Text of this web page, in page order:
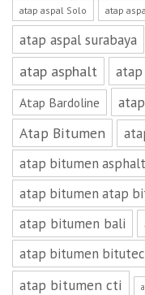
atap aspal Solo atap
atap aspal surabaya
atap asphalt
Atap Bardoline
Atap Bitumen
atap bitumen asphalt
atap bitumen atap
atap bitumen bali
atap bitumen
atap bitumen cti